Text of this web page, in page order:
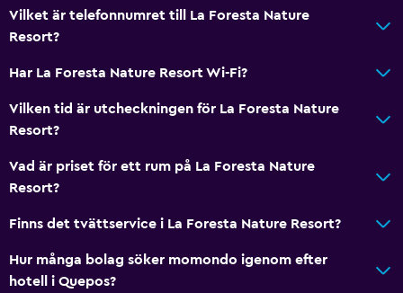
Vilket är telefonnumret till La Foresta Nature
Resort?
Har La Foresta Nature Resort Wi-Fi?
Vilken tid är utcheckningen för La Foresta Nature
Resort?
Vad är priset för ett rum på La Foresta Nature
Resort?
Finns det tvättservice i La Foresta Nature Resort?
Hur många bolag söker momondo igenom efter
hotell i Quepos?